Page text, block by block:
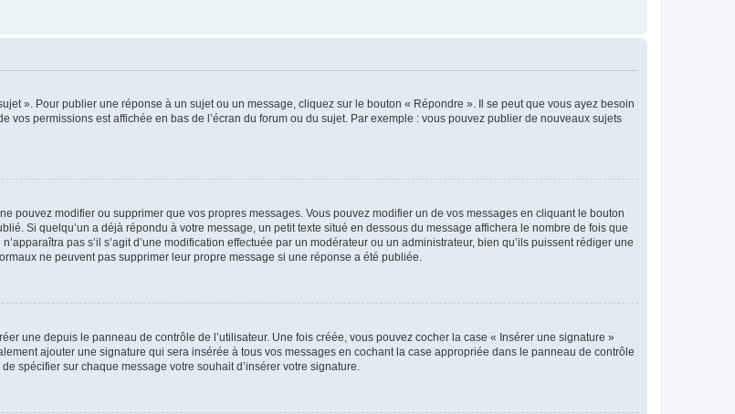
». Pour publier une réponse à un sujet ou un message, cliquez sur le bouton « Répondre ». Il se peut que vous ayez besoin
vos permissions est affichée en bas de l’écran du forum ou du sujet. Par exemple : vous pouvez publier de nouveaux sujets
pouvez modifier ou supprimer que vos propres messages. Vous pouvez modifier un de vos messages en cliquant le bouton
Si quelqu’un a déjà répondu à votre message, un petit texte situé en dessous du message affichera le nombre de fois que
pas s’il s’agit d’une modification effectuée par un modérateur ou un administrateur, bien qu’ils puissent rédiger une
ne peuvent pas supprimer leur propre message si une réponse a été publiée.
une depuis le panneau de contrôle de l’utilisateur. Une fois créée, vous pouvez cocher la case « Insérer une signature »
ajouter une signature qui sera insérée à tous vos messages en cochant la case appropriée dans le panneau de contrôle
spécifier sur chaque message votre souhait d’insérer votre signature.